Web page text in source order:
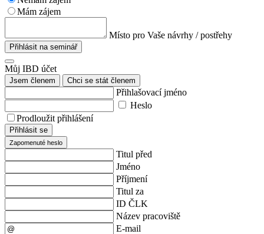
Mám zájem
Místo pro Vaše návrhy / postřehy
Přihlásit na seminář
Můj IBD účet
Jsem členem Chci se stát členem
Přihlašovací jméno
Heslo
Prodloužit přihlášení
Přihlásit se
Zapomenuté heslo
Titul před
Jméno
Příjmení
Titul za
ID ČLK
Název pracoviště
E-mail